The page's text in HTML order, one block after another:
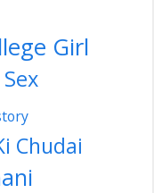
Girl
Chudai